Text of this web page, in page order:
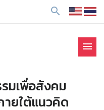
search
menu
มเพื่อสังคม
ยใต้แนวคิด